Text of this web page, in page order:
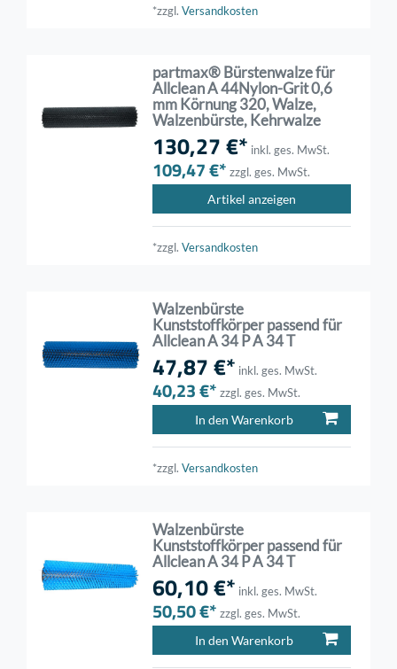
*zzgl.Versandkosten
partmax® Bürstenwalze für
Allclean A 44Nylon-Grit 0,6
mm Körnung 320, Walze,
Walzenbürste, Kehrwalze
130,27 €* inkl. ges. MwSt.
109,47 €* zzgl. ges. MwSt.
Artikel anzeigen
*zzgl.Versandkosten
Walzenbürste
Kunststoffkörper passend für
Allclean A 34 P A 34 T
47,87 €* inkl. ges. MwSt.
40,23 €* zzgl. ges. MwSt.
In den Warenkorb
*zzgl.Versandkosten
Walzenbürste
Kunststoffkörper passend für
Allclean A 34 P A 34 T
60,10 €* inkl. ges. MwSt.
50,50 €* zzgl. ges. MwSt.
In den Warenkorb